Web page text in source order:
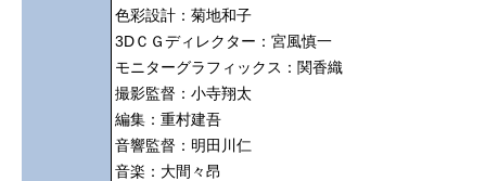
色彩設計：菊地和子
3DＣＧディレクター：宮風慎一
モニターグラフィックス：関香織
撮影監督：小寺翔太
編集：重村建吾
音響監督：明田川仁
音楽：大間々昂